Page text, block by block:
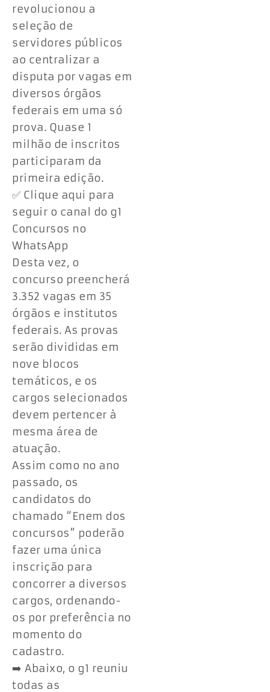
revolucionou a
seleção de
servidores públicos
ao centralizar a
disputa por vagas em
diversos órgãos
federais em uma só
prova. Quase 1
milhão de inscritos
participaram da
primeira edição.
✅ Clique aqui para
seguir o canal do g1
Concursos no
WhatsApp
Desta vez, o
concurso preencherá
3.352 vagas em 35
órgãos e institutos
federais. As provas
serão divididas em
nove blocos
temáticos, e os
cargos selecionados
devem pertencer à
mesma área de
atuação.
Assim como no ano
passado, os
candidatos do
chamado “Enem dos
concursos” poderão
fazer uma única
inscrição para
concorrer a diversos
cargos, ordenando-
os por preferência no
momento do
cadastro.
➡️ Abaixo, o g1 reuniu
todas as